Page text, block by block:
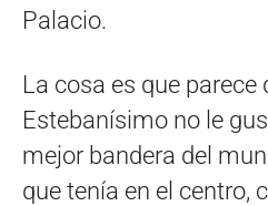
Palacio.
La cosa es que parece
Estebanísimo no le
mejor bandera del
que tenía en el centro,